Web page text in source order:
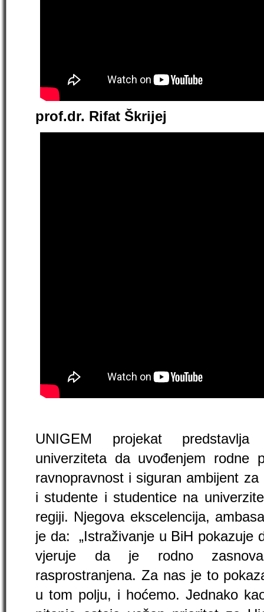
prof.dr. Rifat Škrijej
UNIGEM projekat predstavlja
univerziteta da uvođenjem rodne
ravnopravnost i siguran ambijent
i studente i studentice na
regiji. Njegova ekscelencija,
je da: „Istraživanje u BiH pokazuje
vjeruje da je rodno
rasprostranjena. Za nas je to
u tom polju, i hoćemo. Jednako